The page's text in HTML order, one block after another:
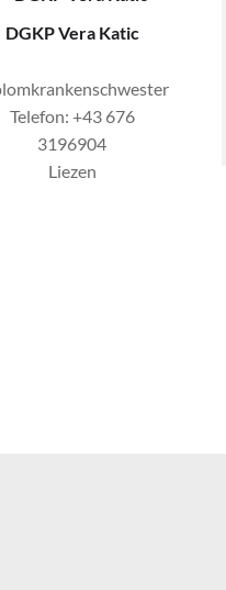
DGKP Vera Katic
Telefon: +43 676
3196904
Liezen